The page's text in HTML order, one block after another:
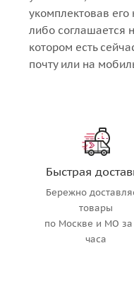
укомплектовав
либо соглашается
котором есть
почту или на
Быстрая
Бережно
товары
по Москве и МО
часа